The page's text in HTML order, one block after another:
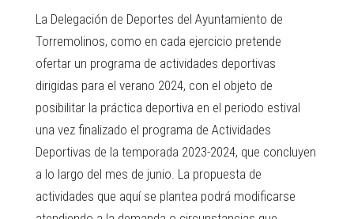
La Delegación de Deportes del Ayuntamiento de
Torremolinos, como en cada ejercicio pretende
ofertar un programa de actividades deportivas
dirigidas para el verano 2024, con el objeto de
posibilitar la práctica deportiva en el periodo estival
una vez finalizado el programa de Actividades
Deportivas de la temporada 2023-2024, que concluyen
a lo largo del mes de junio. La propuesta de
actividades que aquí se plantea podrá modificarse